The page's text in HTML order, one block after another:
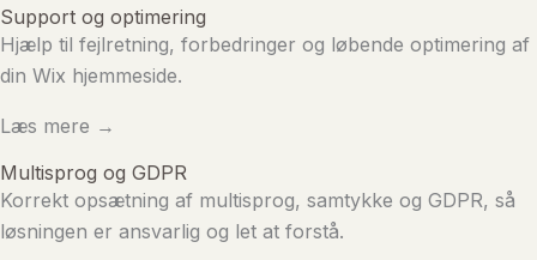
Support og optimering
Hjælp til fejlretning, forbedringer og løbende optimering af
din Wix hjemmeside.
Læs mere →
Multisprog og GDPR
Korrekt opsætning af multisprog, samtykke og GDPR, så
løsningen er ansvarlig og let at forstå.